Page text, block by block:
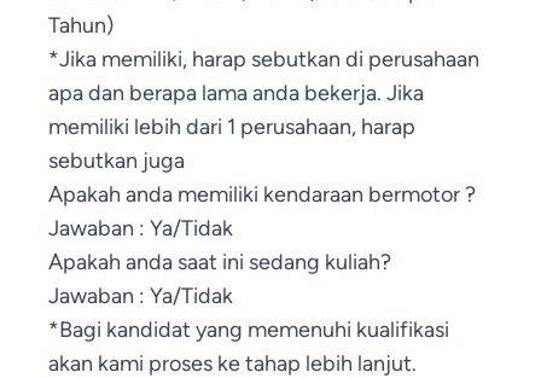
Tahun)
*Jika memiliki, harap sebutkan di perusahaan
apa dan berapa lama anda bekerja. Jika
memiliki lebih dari 1 perusahaan, harap
sebutkan juga
Apakah anda memiliki kendaraan bermotor ?
Jawaban : Ya/Tidak
Apakah anda saat ini sedang kuliah?
Jawaban : Ya/Tidak
*Bagi kandidat yang memenuhi kualifikasi
akan kami proses ke tahap lebih lanjut.